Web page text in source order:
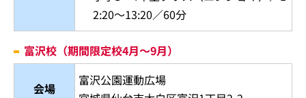
2:20～13:20／60分
富沢校（期間限定校4月～9月）
会場
富沢公園運動広場